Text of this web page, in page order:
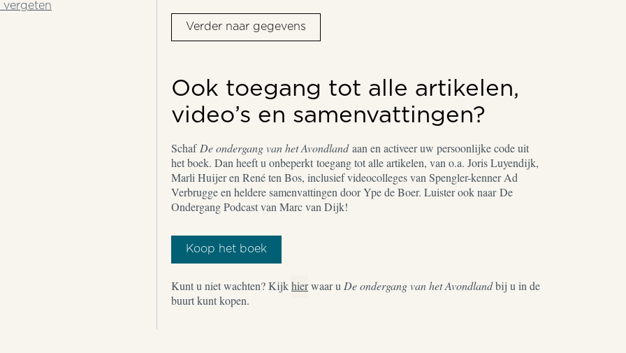
Verder naar gegevens
Ook toegang tot alle artikelen,
video’s en samenvattingen?
Schaf De ondergang van het Avondlandaan en activeer uw persoonlijke code uit
het boek. Dan heeft u onbeperkt toegang tot alle artikelen, van o.a. Joris Luyendijk,
Marli Huijer en René ten Bos, inclusief videocolleges van Spengler-kenner Ad
Verbrugge en heldere samenvattingen door Ype de Boer. Luister ook naar De
Ondergang Podcast van Marc van Dijk!
Koop het boek
Kunt u niet wachten? Kijkhierwaar u De ondergang van het Avondlandbij u in de
buurt kunt kopen.